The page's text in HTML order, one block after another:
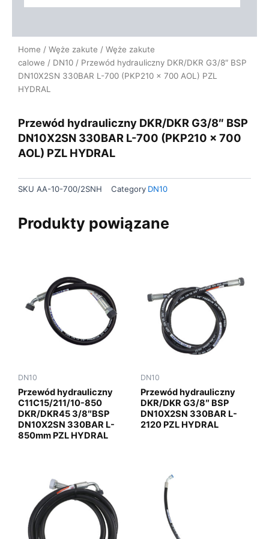
Home / Węże zakute / Węże zakute
calowe / DN10 / Przewód hydrauliczny DKR/DKR G3/8″ BSP
DN10X2SN 330BAR L-700 (PKP210 x 700 AOL) PZL
HYDRAL
Przewód hydrauliczny DKR/DKR G3/8″ BSP
DN10X2SN 330BAR L-700 (PKP210 x 700
AOL) PZL HYDRAL
SKU AA-10-700/2SNH Category DN10
Produkty powiązane
DN10
Przewód hydrauliczny
C11C15/211/10-850
DKR/DKR45 3/8″BSP
DN10X2SN 330BAR L-
850mm PZL HYDRAL
DN10
Przewód hydrauliczny
DKR/DKR G3/8″ BSP
DN10X2SN 330BAR L-
2120 PZL HYDRAL